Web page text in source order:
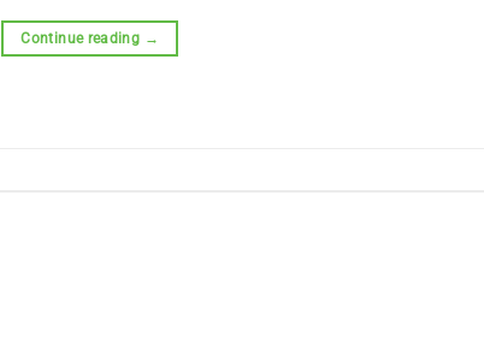
Continue reading →